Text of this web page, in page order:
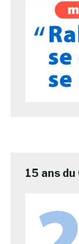
15 ans du